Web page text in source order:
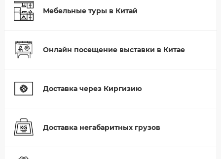
Мебельные туры в Китай
Онлайн посещение выставки в Китае
Доставка через Киргизию
Доставка негабаритных грузов